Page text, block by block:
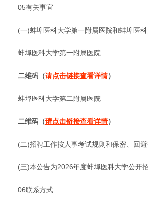
05有关事宜
(一)蚌埠医科大学第一附属医院和蚌埠医
蚌埠医科大学第一附属医院
二维码（请点击链接查看详情）
蚌埠医科大学第二附属医院
二维码（请点击链接查看详情）
(二)招聘工作按人事考试规则和保密、回
(三)本公告为2026年度蚌埠医科大学公开
06联系方式